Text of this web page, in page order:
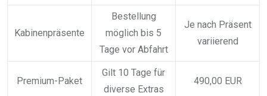
Kabinenpräsente
Bestellung
möglich bis 5
Tage vor Abfahrt
Je nach Präsent
variierend
Premium-Paket
Gilt 10 Tage für
diverse Extras
490,00 EUR